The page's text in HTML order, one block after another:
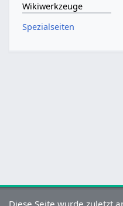
Wikiwerkzeuge
Spezialseiten
Diese Seite wurde zuletzt